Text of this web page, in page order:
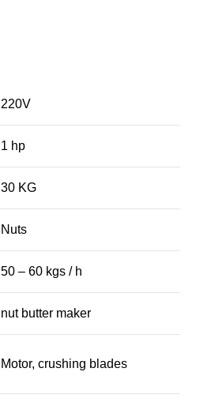
220V
1 hp
30 KG
Nuts
50 – 60 kgs / h
nut butter maker
Motor, crushing blades